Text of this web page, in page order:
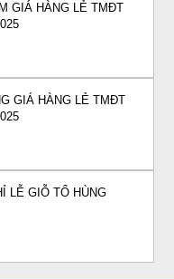
GIÁ HÀNG LẺ TMĐT
GIÁ HÀNG LẺ TMĐT
LỄ GIỖ TỔ HÙNG